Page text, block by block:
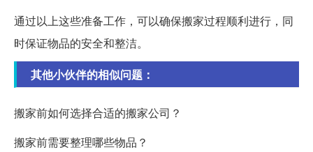
通过以上这些准备工作，可以确保搬家过程顺利进行，同
时保证物品的安全和整洁。
其他小伙伴的相似问题：
搬家前如何选择合适的搬家公司？
搬家前需要整理哪些物品？